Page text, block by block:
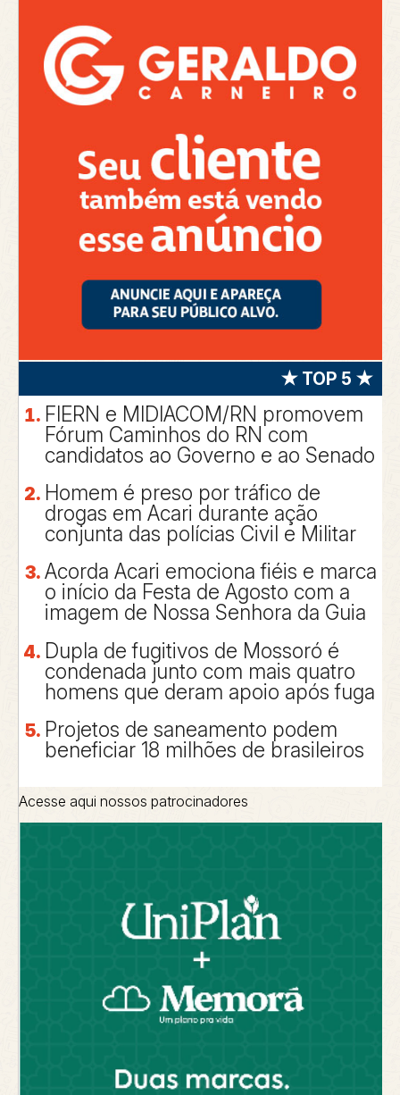
★ TOP 5 ★
FIERN e MIDIACOM/RN promovem
Fórum Caminhos do RN com
candidatos ao Governo e ao Senado
Homem é preso por tráfico de
drogas em Acari durante ação
conjunta das polícias Civil e Militar
Acorda Acari emociona fiéis e marca
o início da Festa de Agosto com a
imagem de Nossa Senhora da Guia
Dupla de fugitivos de Mossoró é
condenada junto com mais quatro
homens que deram apoio após fuga
Projetos de saneamento podem
beneficiar 18 milhões de brasileiros
Acesse aqui nossos patrocinadores